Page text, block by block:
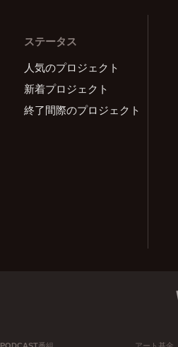
ステータス
人気のプロジェクト
新着プロジェクト
終了間際のプロジェクト